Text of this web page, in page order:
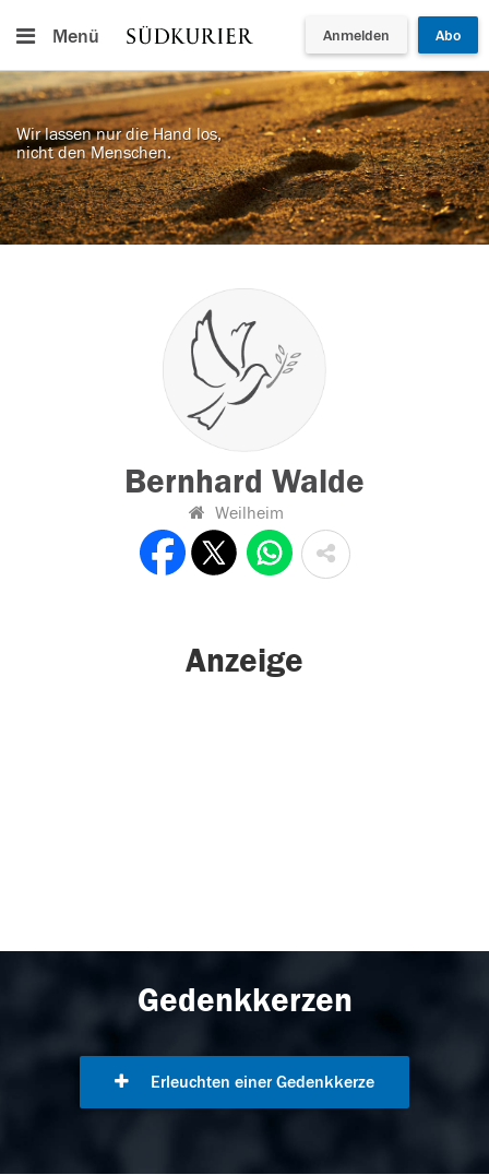
Menü Anmelden Abo
Wir lassen nur die Hand los,
nicht den Menschen.
Bernhard Walde
Weilheim
Anzeige
Gedenkkerzen
Erleuchten einer Gedenkkerze